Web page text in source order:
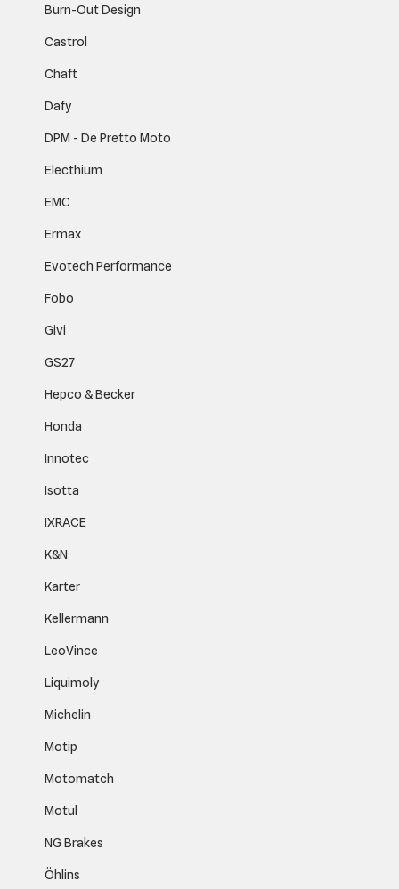
Burn-Out Design
Castrol
Chaft
Dafy
DPM - De Pretto Moto
Electhium
EMC
Ermax
Evotech Performance
Fobo
Givi
GS27
Hepco & Becker
Honda
Innotec
Isotta
IXRACE
K&N
Karter
Kellermann
LeoVince
Liquimoly
Michelin
Motip
Motomatch
Motul
NG Brakes
Öhlins